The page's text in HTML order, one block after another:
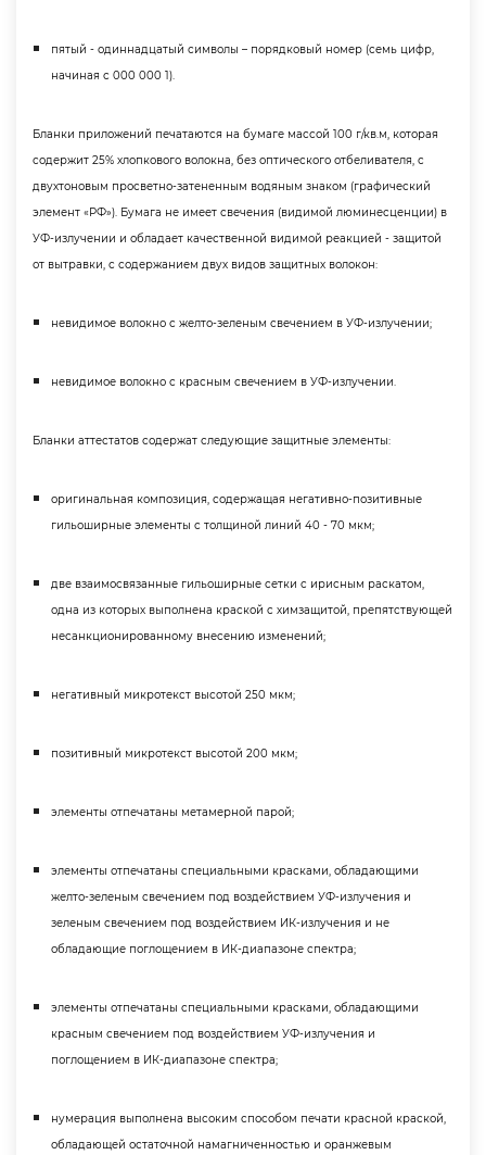
пятый - одиннадцатый символы – порядковый номер (семь цифр,
начиная с 000 000 1).
Бланки приложений печатаются на бумаге массой 100 г/кв.м, которая
содержит 25% хлопкового волокна, без оптического отбеливателя, с
двухтоновым просветно-затененным водяным знаком (графический
элемент «РФ»). Бумага не имеет свечения (видимой люминесценции)
УФ-излучении и обладает качественной видимой реакцией - защитой
от вытравки, с содержанием двух видов защитных волокон:
невидимое волокно с желто-зеленым свечением в УФ-излучении;
невидимое волокно с красным свечением в УФ-излучении.
Бланки аттестатов содержат следующие защитные элементы:
оригинальная композиция, содержащая негативно-позитивные
ильоширные элементы с толщиной линий 40 - 70 мкм;
две взаимосвязанные гильоширные сетки с ирисным раскатом,
одна из которых выполнена краской с химзащитой, препятствующей
несанкционированному внесению изменений;
негативный микротекст высотой 250 мкм;
позитивный микротекст высотой 200 мкм;
элементы отпечатаны метамерной парой;
элементы отпечатаны специальными красками, обладающими
желто-зеленым свечением под воздействием УФ-излучения и
зеленым свечением под воздействием ИК-излучения и не
обладающие поглощением в ИК-диапазоне спектра;
элементы отпечатаны специальными красками, обладающими
красным свечением под воздействием УФ-излучения и
поглощением в ИК-диапазоне спектра;
нумерация выполнена высоким способом печати красной краской,
обладающей остаточной намагниченностью и оранжевым